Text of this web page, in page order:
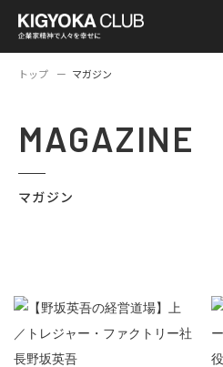
トップ マガジン
MAGAZINE
マガジン